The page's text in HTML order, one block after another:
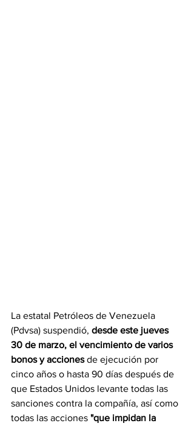
La estatal Petróleos de Venezuela
(Pdvsa) suspendió, desde este jueves
30 de marzo, el vencimiento de varios
bonos y acciones de ejecución por
cinco años o hasta 90 días después de
que Estados Unidos levante todas las
sanciones contra la compañía, así como
todas las acciones "que impidan la